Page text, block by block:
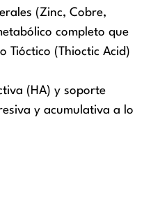
(Zinc, Cobre,
completo que
Tióctico (Thioctic Acid)
(HA) y soporte
y acumulativa a lo